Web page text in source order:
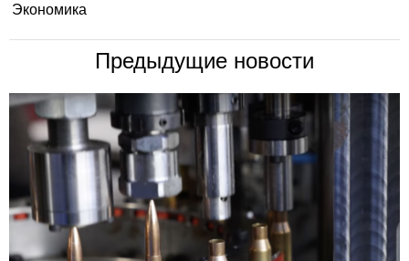
Экономика
Предыдущие новости